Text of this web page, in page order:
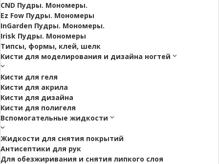
CND Пудры. Мономеры.
Ez Fow Пудры. Мономеры
InGarden Пудры. Мономеры.
Irisk Пудры. Мономеры
Типсы, формы, клей, шелк
Кисти для моделирования и дизайна ногтей
Кисти для геля
Кисти для акрила
Кисти для дизайна
Кисти для полигеля
Вспомогательные жидкости
Жидкости для снятия покрытий
Антисептики для рук
Для обезжиривания и снятия липкого слоя